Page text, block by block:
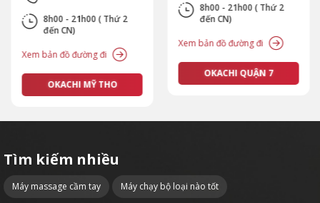
8h00 - 21h00 ( Thứ 2
đến CN)
Xem bản đồ đường đi
OKACHI MỸ THO
8h00 - 21h00 ( Thứ 2
đến CN)
Xem bản đồ đường đi
OKACHI QUẬN 7
Tìm kiếm nhiều
Máy massage cầm tay Máy chạy bộ loại nào tốt